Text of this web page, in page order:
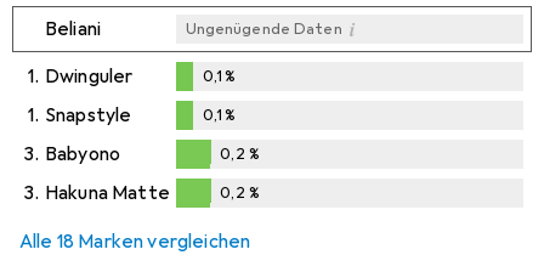
Beliani Ungenügende Daten i
1. Dwinguler
%
0,1%
1. Snapstyle
%
0,1%
3. Babyono
0,2%
0,2 %
3. Hakuna Matte 0,2 %
Alle 18 Marken vergleichen